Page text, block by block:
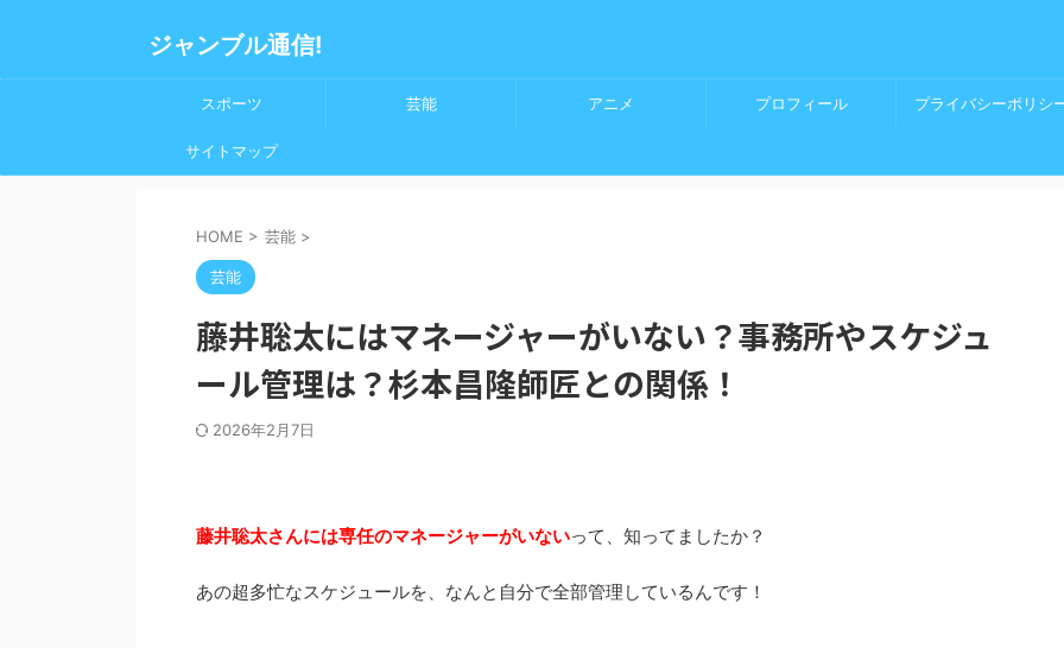
ジャンブル通信!
スポーツ 芸能 アニメ プロフィール プライバシーポリシ
サイトマップ
HOME > 芸能 >
芸能
藤井聡太にはマネージャーがいない？事務所やスケジュ
ール管理は？杉本昌隆師匠との関係！
2026年2月7日
藤井聡太さんには専任のマネージャーがいないって、知ってましたか？
あの超多忙なスケジュールを、なんと自分で全部管理しているんです！